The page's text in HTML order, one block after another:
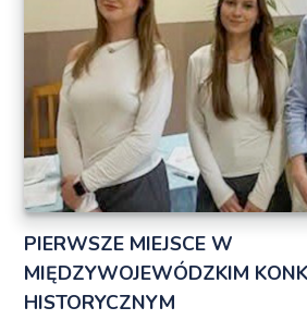
PIERWSZE MIEJSCE W
MIĘDZYWOJEWÓDZKIM
HISTORYCZNYM